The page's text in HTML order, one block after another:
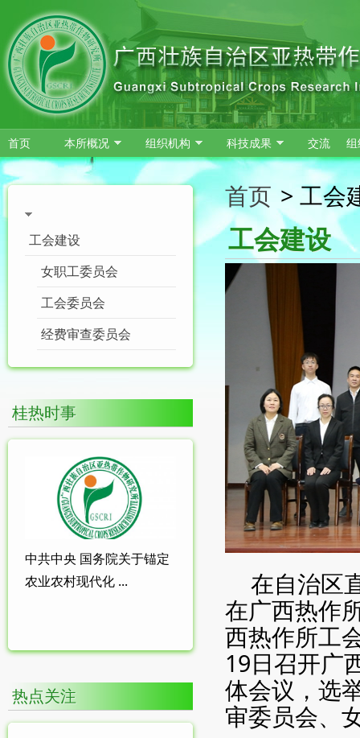
跳转到主要内容
首页 本所概况 组织机构 科技成果 交流
工会建设
女职工委员会
工会委员会
经费审查委员会
桂热时事
中共中央 国务院关于锚定
农业农村现代化 ...
热点关注
首页 > 工会
工会建设
在自治区
在广西热作
西热作所工
19日召开广
体会议，选
审委员会、